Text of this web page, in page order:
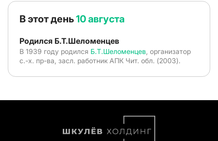
В этот день10 августа
Родился Б.Т.Шеломенцев
В 1939 году родился Б.Т.Шеломенцев , организатор
с.-х. пр-ва, засл. работник АПК Чит. обл. (2003).